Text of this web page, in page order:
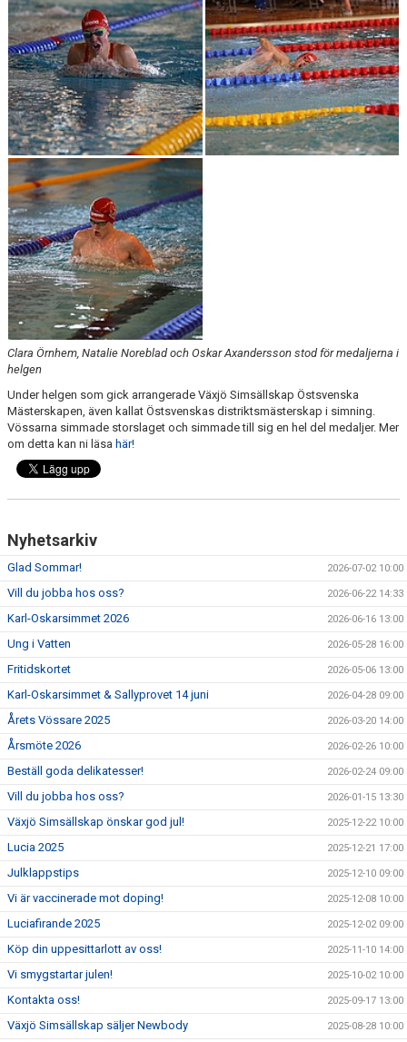
VANLIGA FRÅGOR
Clara Örnhem, Natalie Noreblad och Oskar Axandersson stod för medaljerna i
helgen
Under helgen som gick arrangerade Växjö Simsällskap Östsvenska
Mästerskapen, även kallat Östsvenskas distriktsmästerskap i simning.
Vössarna simmade storslaget och simmade till sig en hel del medaljer. Mer
om detta kan ni läsa här!
Nyhetsarkiv
Glad Sommar! 2026-07-02 10:00
Vill du jobba hos oss? 2026-06-22 14:33
Karl-Oskarsimmet 2026 2026-06-16 13:00
Ung i Vatten 2026-05-28 16:00
Fritidskortet 2026-05-06 13:00
Karl-Oskarsimmet & Sallyprovet 14 juni 2026-04-28 09:00
Årets Vössare 2025 2026-03-20 14:00
Årsmöte 2026 2026-02-26 10:00
Beställ goda delikatesser! 2026-02-24 09:00
Vill du jobba hos oss? 2026-01-15 13:30
Växjö Simsällskap önskar god jul! 2025-12-22 10:00
Lucia 2025 2025-12-21 17:00
Julklappstips 2025-12-10 09:00
Vi är vaccinerade mot doping! 2025-12-08 10:00
Luciafirande 2025 2025-12-02 09:00
Köp din uppesittarlott av oss! 2025-11-10 14:00
Vi smygstartar julen! 2025-10-02 10:00
Kontakta oss! 2025-09-17 13:00
Växjö Simsällskap säljer Newbody 2025-08-28 10:00